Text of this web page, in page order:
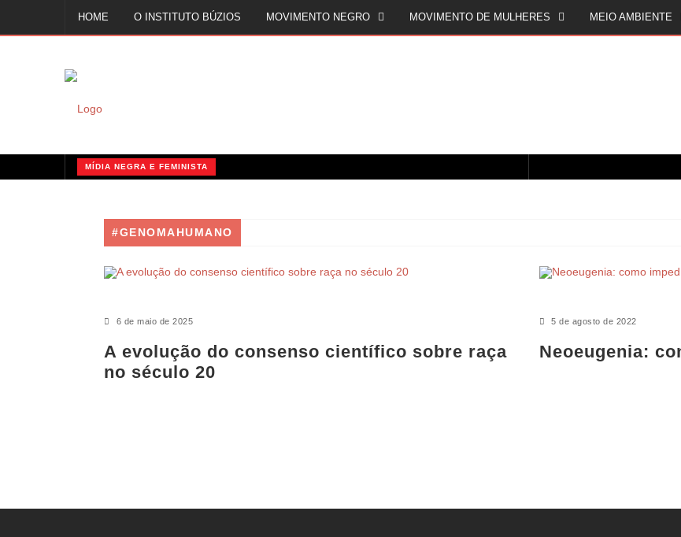
HOME O INSTITUTO BÚZIOS MOVIMENTO NEGRO MOVIMENTO DE MULHERES MEIO AMBIENTE
MÍDIA NEGRA E FEMINISTA
#GENOMAHUMANO
6 de maio de 2025
A evolução do consenso científico sobre raça
no século 20
5 de agosto de 2022
Neoeugenia: